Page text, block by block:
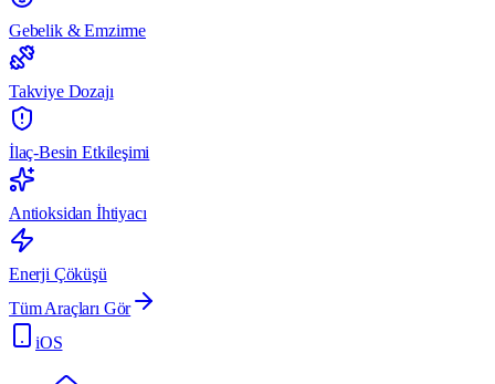
Gebelik & Emzirme
Takviye Dozajı
İlaç-Besin Etkileşimi
Antioksidan İhtiyacı
Enerji Çöküşü
Tüm Araçları Gör
iOS